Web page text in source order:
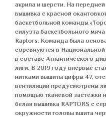
акрила и шерсти. На
вышивка с красной
баскетбольной команды
силуэта баскетбольного
Raptors. Команда была
соревнуются в
в составе Атлантического
лиги. В 2019 году впервые
нитками вышиты цифры 47,
вентиляции предусмотрены
помощью тканевой застежки
белая вышивка RAPTORS с
окружности головы вшита